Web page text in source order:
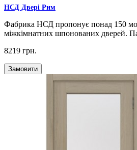
НСД Двері Рим
Фабрика НСД пропонує понад 150
міжкімнатних шпонованих дверей.
8219 грн.
Замовити